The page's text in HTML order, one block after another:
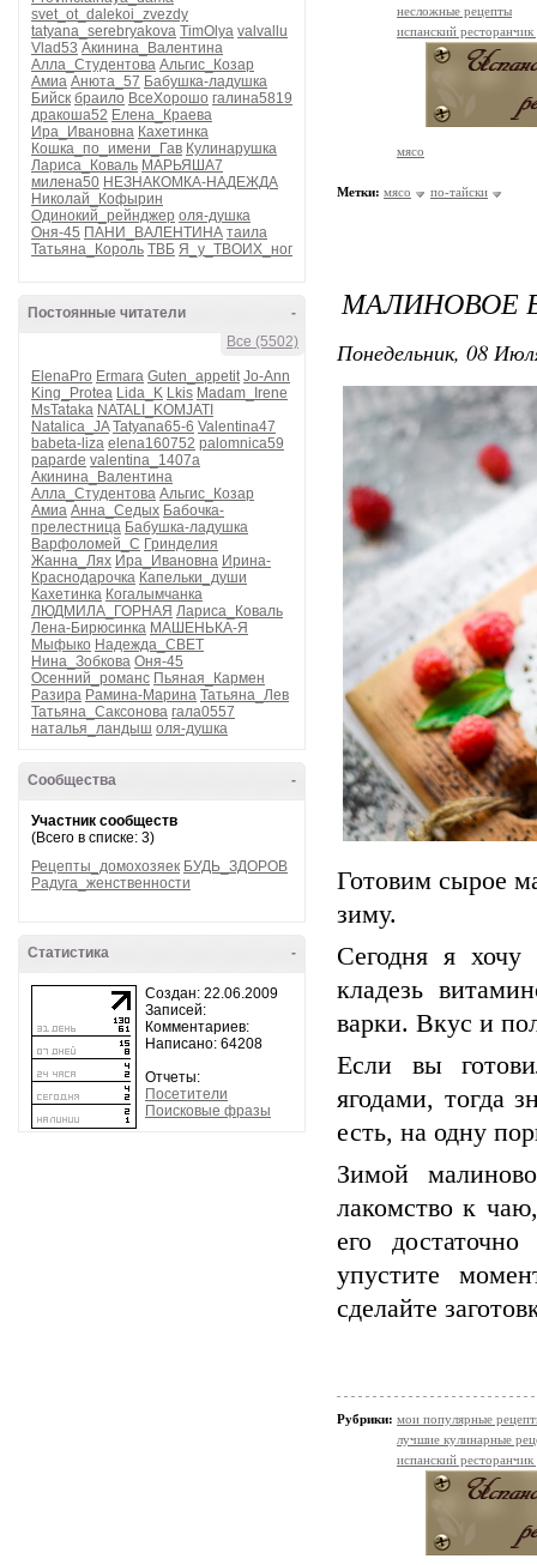
svet_ot_dalekoi_zvezdy
tatyana_serebryakova TimOlya valvallu
Vlad53 Акинина_Валентина
Алла_Студентова Альгис_Козар
Амиа Анюта_57 Бабушка-ладушка
Бийск браило ВсеХорошо галина5819
дракоша52 Елена_Краева
Ира_Ивановна Кахетинка
Кошка_по_имени_Гав Кулинарушка
Лариса_Коваль МАРЬЯША7
милена50 НЕЗНАКОМКА-НАДЕЖДА
Николай_Кофырин
Одинокий_рейнджер оля-душка
Оня-45 ПАНИ_ВАЛЕНТИНА таила
Татьяна_Король ТВБ Я_у_ТВОИХ_ног
-
Постоянные читатели
Все (5502)
ElenaPro Ermara Guten_appetit Jo-Ann
King_Protea Lida_K Lkis Madam_Irene
MsTataka NATALI_KOMJATI
Natalica_JA Tatyana65-6 Valentina47
babeta-liza elena160752 palomnica59
paparde valentina_1407a
Акинина_Валентина
Алла_Студентова Альгис_Козар
Амиа Анна_Седых Бабочка-
прелестница Бабушка-ладушка
Варфоломей_С Гринделия
Жанна_Лях Ира_Ивановна Ирина-
Краснодарочка Капельки_души
Кахетинка Когалымчанка
ЛЮДМИЛА_ГОРНАЯ Лариса_Коваль
Лена-Бирюсинка МАШЕНЬКА-Я
Мыфыко Надежда_СВЕТ
Нина_Зобкова Оня-45
Осенний_романс Пьяная_Кармен
Разира Рамина-Марина Татьяна_Лев
Татьяна_Саксонова гала0557
наталья_ландыш оля-душка
-
Сообщества
Участник сообществ
(Всего в списке: 3)
Рецепты_домохозяек БУДЬ_ЗДОРОВ
Радуга_женственности
-
Статистика
Создан: 22.06.2009
Записей:
Комментариев:
Написано: 64208
Отчеты:
Посетители
Поисковые фразы
несложные рецепты
испанский
мясо
Метки: мясо по-тайски
МАЛИНОВОЕ
Понедельник, 08
Готовим сырое
зиму.
Сегодня я хочу
кладезь
варки. Вкус и
Если вы
ягодами, тогда
есть, на одну
Зимой
лакомство к
его
упустите
сделайте
Рубрики: мои популярные
лучшие кулинарные
испанский